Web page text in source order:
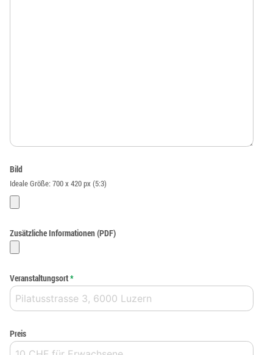
Bild
Ideale Größe: 700 x 420 px (5:3)
Zusätzliche Informationen (PDF)
Veranstaltungsort*
Preis